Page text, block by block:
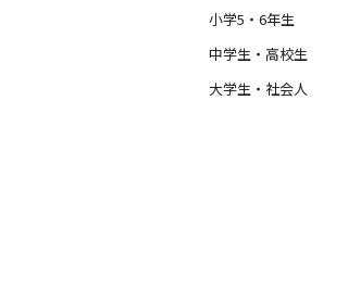
小学5・6年生
中学生・高校生
大学生・社会人